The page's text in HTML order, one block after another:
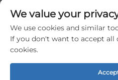
Regístrate para recibir
We value your
We use cookies and similar
If you don't want to accept all
cookies.